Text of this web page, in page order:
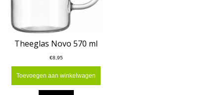
Theeglas Novo 570 ml
€8,95
Toevoegen aan winkelwagen